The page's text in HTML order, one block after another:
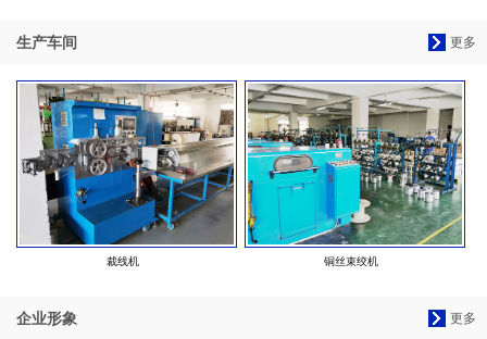
更多
生产车间
裁线机 铜丝束绞机
更多
企业形象